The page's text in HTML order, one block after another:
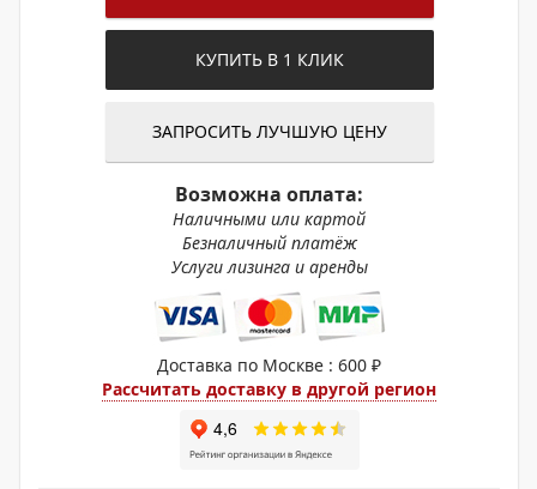
КУПИТЬ В 1 КЛИК
ЗАПРОСИТЬ ЛУЧШУЮ ЦЕНУ
Возможна оплата:
Наличными или картой
Безналичный платёж
Услуги лизинга и аренды
Доставка по Москве : 600 ₽
Рассчитать доставку в другой регион